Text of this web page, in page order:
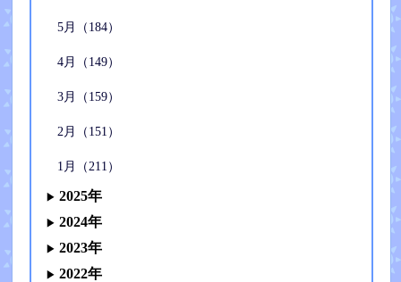
5月（184）
4月（149）
3月（159）
2月（151）
1月（211）
2025年
2024年
2023年
2022年